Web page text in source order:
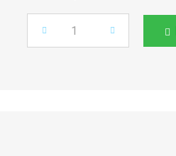
Počet